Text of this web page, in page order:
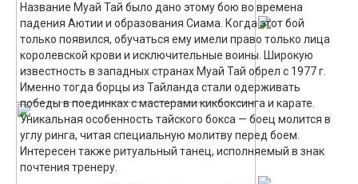
Название Муай Тай было дано этому бою во времена
падения Аютии и образования Сиама. Когда этот бой
только появился, обучаться ему имели право только лица
королевской крови и исключительные воины. Широкую
известность в западных странах Муай Тай обрел с 1977 г.
Именно тогда борцы из Тайланда стали одерживать
победы в поединках с мастерами кикбоксинга и карате.
Уникальная особенность тайского бокса — боец молится в
углу ринга, читая специальную молитву перед боем.
Интересен также ритуальный танец, исполняемый в знак
почтения тренеру.